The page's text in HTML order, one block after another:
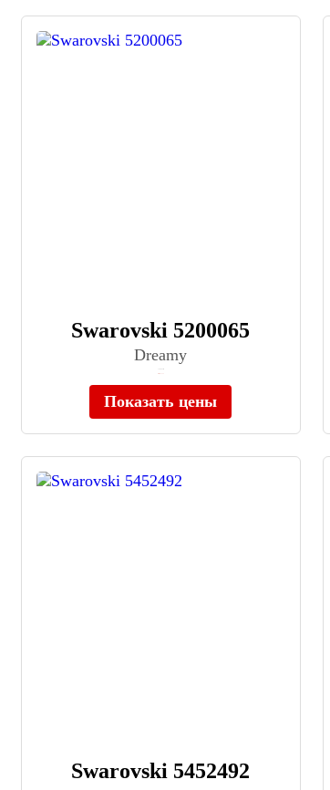
Swarovski 5200065
Dreamy
Показать цены
Swarovski 5452492